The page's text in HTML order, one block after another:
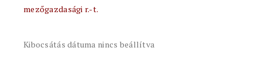
mezőgazdasági r.-t.
Kibocsátás dátuma nincs beállítva